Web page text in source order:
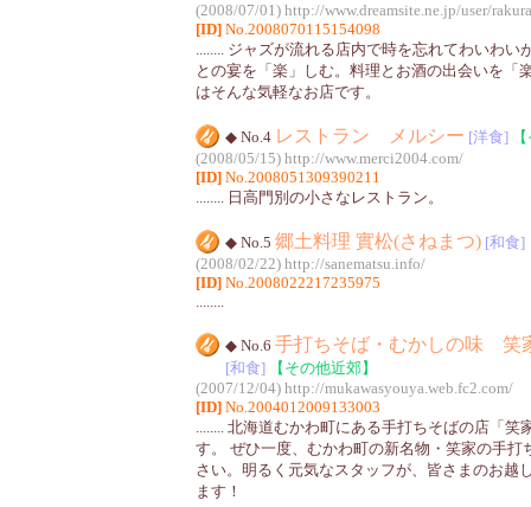
(2008/07/01) http://www.dreamsite.ne.jp/user/
[ID] No.2008070115154098
........ ジャズが流れる店内で時を忘れてわいわ
との宴を「楽」しむ。料理とお酒の出会いを「
はそんな気軽なお店です。
◆ No.4 レストラン メルシー [洋食]
(2008/05/15) http://www.merci2004.com/
[ID] No.2008051309390211
........ 日高門別の小さなレストラン。
◆ No.5 郷土料理 實松(さねまつ) [和食]
(2008/02/22) http://sanematsu.info/
[ID] No.2008022217235975
........
◆ No.6 手打ちそば・むかしの味 笑
[和食]
【その他近郊】
(2007/12/04) http://mukawasyouya.web.fc2.com/
[ID] No.2004012009133003
........ 北海道むかわ町にある手打ちそばの店「笑
す。 ぜひ一度、むかわ町の新名物・笑家の手打
さい。明るく元気なスタッフが、皆さまのお越
ます！